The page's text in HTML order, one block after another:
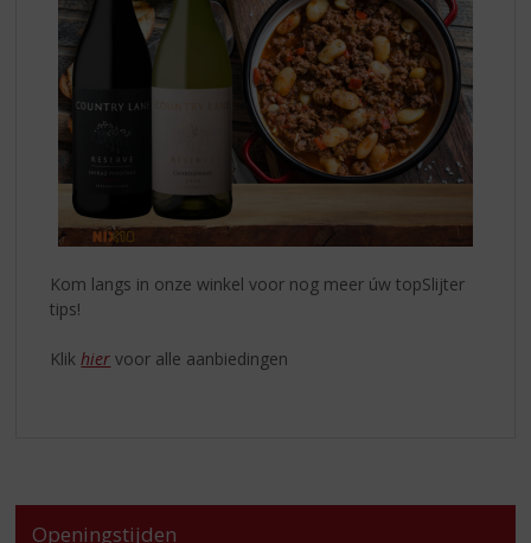
Kom langs in onze winkel voor nog meer úw topSlijter
tips!
Klikhier voor alle aanbiedingen
Openingstijden